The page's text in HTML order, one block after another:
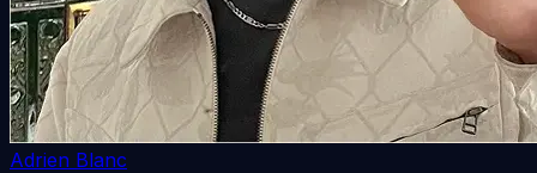
Adrien Blanc